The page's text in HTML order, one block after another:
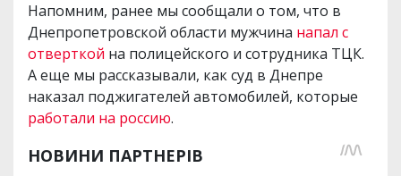
Напомним, ранее мы сообщали о том, что в
Днепропетровской области мужчина напал с
отверткой на полицейского и сотрудника ТЦК.
А еще мы рассказывали, как суд в Днепре
наказал поджигателей автомобилей, которые
работали на россию.